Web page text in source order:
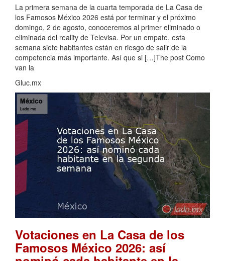
La primera semana de la cuarta temporada de La Casa de
los Famosos México 2026 está por terminar y el próximo
domingo, 2 de agosto, conoceremos al primer eliminado o
eliminada del reality de Televisa. Por un empate, esta
semana siete habitantes están en riesgo de salir de la
competencia más importante. Así que si […]The post Como
van la
Gluc.mx
Votaciones en La Casa de los
Famosos México 2026: así